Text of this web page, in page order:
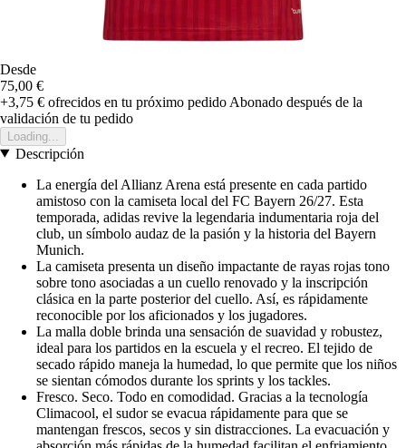
Desde
75,00 €
+3,75 € ofrecidos en tu próximo pedido Abonado después de la
validación de tu pedido
Loading...
Descripción
La energía del Allianz Arena está presente en cada partido
amistoso con la camiseta local del FC Bayern 26/27. Esta
temporada, adidas revive la legendaria indumentaria roja del
club, un símbolo audaz de la pasión y la historia del Bayern
Munich.
La camiseta presenta un diseño impactante de rayas rojas tono
sobre tono asociadas a un cuello renovado y la inscripción
clásica en la parte posterior del cuello. Así, es rápidamente
reconocible por los aficionados y los jugadores.
La malla doble brinda una sensación de suavidad y robustez,
ideal para los partidos en la escuela y el recreo. El tejido de
secado rápido maneja la humedad, lo que permite que los niños
se sientan cómodos durante los sprints y los tackles.
Fresco. Seco. Todo en comodidad. Gracias a la tecnología
Climacool, el sudor se evacua rápidamente para que se
mantengan frescos, secos y sin distracciones. La evacuación y